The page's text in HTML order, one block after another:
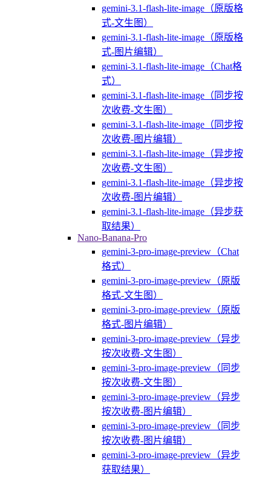
gemini-3.1-flash-lite-image（原版格
式-文生图）
gemini-3.1-flash-lite-image（原版格
式-图片编辑）
gemini-3.1-flash-lite-image（Chat格
式）
gemini-3.1-flash-lite-image（同步按
次收费-文生图）
gemini-3.1-flash-lite-image（同步按
次收费-图片编辑）
gemini-3.1-flash-lite-image（异步按
次收费-文生图）
gemini-3.1-flash-lite-image（异步按
次收费-图片编辑）
gemini-3.1-flash-lite-image（异步获
取结果）
Nano-Banana-Pro
gemini-3-pro-image-preview（Chat
格式）
gemini-3-pro-image-preview（原版
格式-文生图）
gemini-3-pro-image-preview（原版
格式-图片编辑）
gemini-3-pro-image-preview（异步
按次收费-文生图）
gemini-3-pro-image-preview（同步
按次收费-文生图）
gemini-3-pro-image-preview（异步
按次收费-图片编辑）
gemini-3-pro-image-preview（同步
按次收费-图片编辑）
gemini-3-pro-image-preview（异步
获取结果）